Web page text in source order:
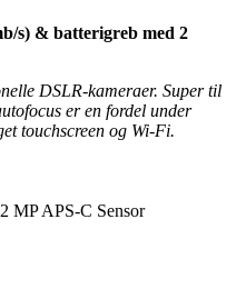
s) & batterigreb med 2
DSLR-kameraer. Super til
er en fordel under
touchscreen og Wi-Fi.
MP APS-C Sensor